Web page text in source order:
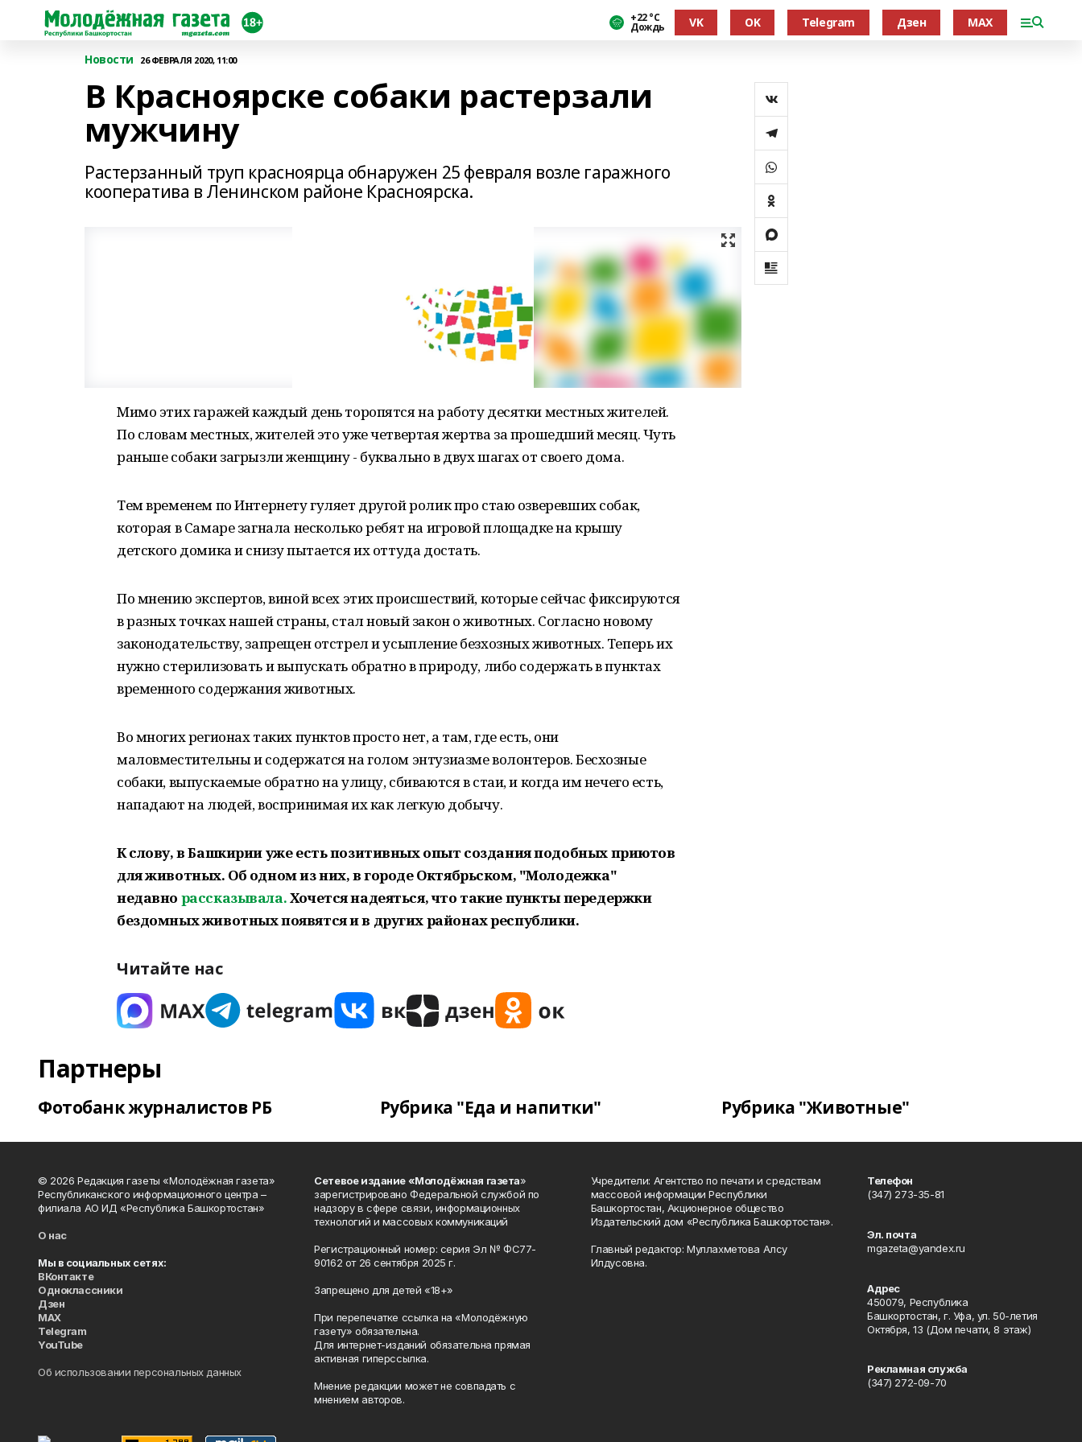
+22 °С
Дождь VK OK Telegram Дзен MAX
Новости 26 ФЕВРАЛЯ 2020, 11:00
В Красноярске собаки растерзали
мужчину
Растерзанный труп красноярца обнаружен 25 февраля возле гаражного
кооператива в Ленинском районе Красноярска.
Мимо этих гаражей каждый день торопятся на работу десятки местных жителей.
По словам местных, жителей это уже четвертая жертва за прошедший месяц. Чуть
раньше собаки загрызли женщину - буквально в двух шагах от своего дома.
Тем временем по Интернету гуляет другой ролик про стаю озверевших собак,
которая в Самаре загнала несколько ребят на игровой площадке на крышу
детского домика и снизу пытается их оттуда достать.
По мнению экспертов, виной всех этих происшествий, которые сейчас фиксируются
в разных точках нашей страны, стал новый закон о животных. Согласно новому
законодательству, запрещен отстрел и усыпление безхозных животных. Теперь их
нужно стерилизовать и выпускать обратно в природу, либо содержать в пунктах
временного содержания животных.
Во многих регионах таких пунктов просто нет, а там, где есть, они
маловместительны и содержатся на голом энтузиазме волонтеров. Бесхозные
собаки, выпускаемые обратно на улицу, сбиваются в стаи, и когда им нечего есть,
нападают на людей, воспринимая их как легкую добычу.
К слову, в Башкирии уже есть позитивных опыт создания подобных приютов
для животных. Об одном из них, в городе Октябрьском, "Молодежка"
недавно рассказывала.Хочется надеяться, что такие пункты передержки
бездомных животных появятся и в других районах республики.
Читайте нас
Партнеры
Фотобанк журналистов РБ Рубрика "Еда и напитки" Рубрика "Животные"
© 2026 Редакция газеты «Молодёжная газета»
Республиканского информационного центра –
филиала АО ИД «Республика Башкортостан»
О нас
Мы в социальных сетях:
ВКонтакте
Одноклассники
Дзен
MAX
Telegram
YouTube
Об использовании персональных данных
Сетевое издание «Молодёжная газета»
зарегистрировано Федеральной службой по
надзору в сфере связи, информационных
технологий и массовых коммуникаций
Регистрационный номер: серия Эл № ФС77-
90162 от 26 сентября 2025 г.
Запрещено для детей «18+»
При перепечатке ссылка на «Молодёжную
газету» обязательна.
Для интернет-изданий обязательна прямая
активная гиперссылка.
Мнение редакции может не совпадать с
мнением авторов.
Учредители: Агентство по печати и средствам
массовой информации Республики
Башкортостан, Акционерное общество
Издательский дом «Республика Башкортостан».
Главный редактор: Муллахметова Алсу
Илдусовна.
Телефон
(347) 273-35-81
Эл. почта
mgazeta@yandex.ru
Адрес
450079, Республика
Башкортостан, г. Уфа, ул. 50-летия
Октября, 13 (Дом печати, 8 этаж)
Рекламная служба
(347) 272-09-70